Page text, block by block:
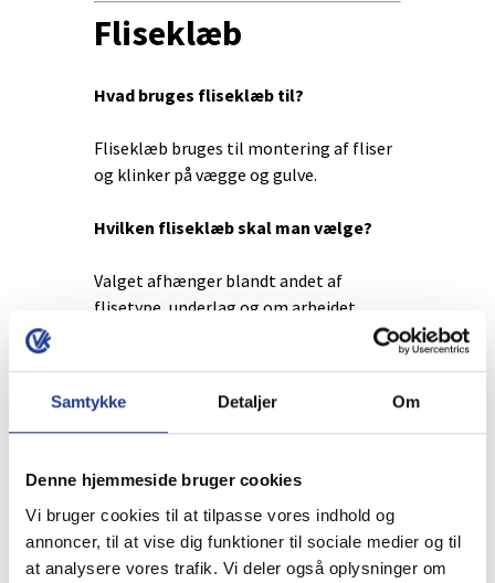
Samtykke Detaljer Om
Denne hjemmeside bruger cookies
Vi bruger cookies til at tilpasse vores indhold og
annoncer, til at vise dig funktioner til sociale medier og til
at analysere vores trafik. Vi deler også oplysninger om
Fliseklæb
Hvad bruges fliseklæb til?
Fliseklæb bruges til montering af fliser
og klinker på vægge og gulve.
Hvilken fliseklæb skal man vælge?
Valget afhænger blandt andet af
flisetype, underlag og om arbejdet
væg og gulv?
at kontrollere produktets
anvendelsesområde og krav til
belastning.